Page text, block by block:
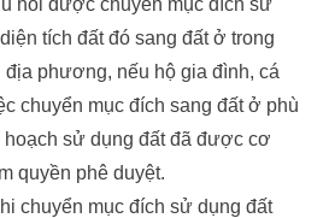
hồi được chuyển mục đích sử
tích đất đó sang đất ở trong
phương, nếu hộ gia đình, cá
chuyển mục đích sang đất ở phù
sử dụng đất đã được cơ
quyền phê duyệt.
chuyển mục đích sử dụng đất